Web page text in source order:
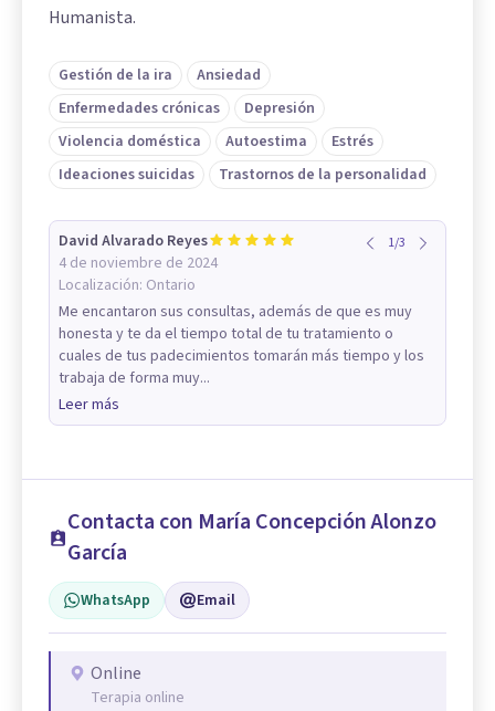
Humanista.
Gestión de la ira
Ansiedad
Enfermedades crónicas
Depresión
Violencia doméstica
Autoestima
Estrés
Ideaciones suicidas
Trastornos de la personalidad
David Alvarado Reyes
4 de noviembre de 2024
Localización: Ontario
1/3
Me encantaron sus consultas, además de que es muy
honesta y te da el tiempo total de tu tratamiento o
cuales de tus padecimientos tomarán más tiempo y los
trabaja de forma muy...
Leer más
Contacta con María Concepción Alonzo
García
WhatsApp Email
Online
Terapia online